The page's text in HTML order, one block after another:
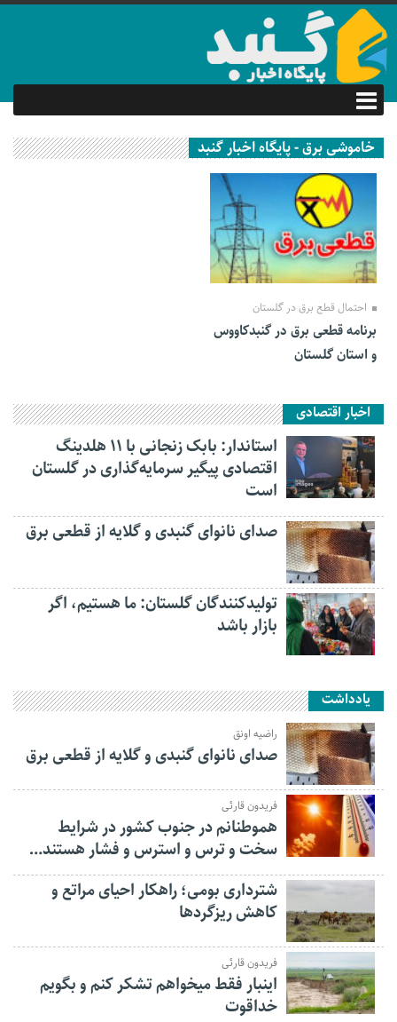
خاموشی برق - پایگاه اخبار گنبد
07 بهمن 1399
احتمال قطع برق در گلستان
برنامه قطعی برق در گنبدکاووس
و استان گلستان
اخبار اقتصادی
استاندار: بابک زنجانی با ۱۱ هلدینگ
اقتصادی پیگیر سرمایه‌گذاری در گلستان
است
صدای نانوای گنبدی و گلایه از قطعی برق
تولیدکنندگان گلستان: ما هستیم، اگر
بازار باشد
یادداشت
راضیه اونق
صدای نانوای گنبدی و گلایه از قطعی برق
فریدون قارئی
هموطنانم در جنوب کشور در شرایط
سخت و ترس و استرس و فشار هستند…
شترداری بومی؛ راهکار احیای مراتع و
کاهش ریزگردها
فریدون قارئی
اینبار فقط میخواهم تشکر کنم و بگویم
خداقوت